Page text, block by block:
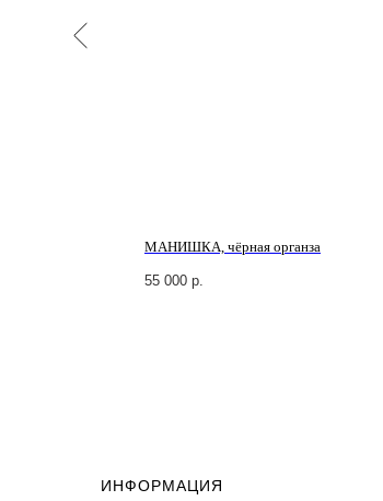
МАНИШКА, чёрная органза
55 000 р.
ИНФОРМАЦИЯ